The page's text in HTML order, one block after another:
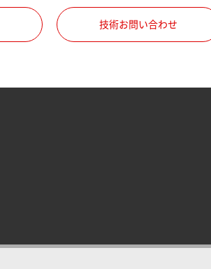
技術お問い合わせ